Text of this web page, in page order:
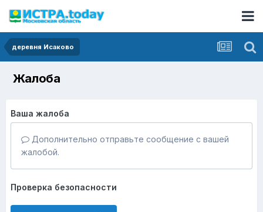
деревня Исаково
Жалоба
Ваша жалоба
Дополнительно отправьте сообщение с вашей
жалобой.
Проверка безопасности